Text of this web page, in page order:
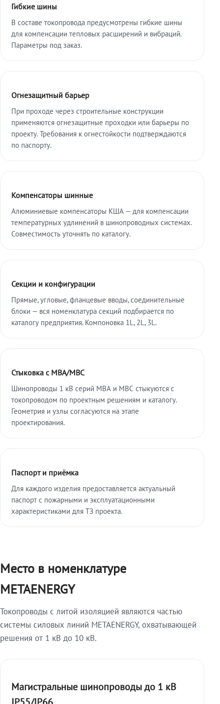
Гибкие шины
В составе токопровода предусмотрены гибкие шины
для компенсации тепловых расширений и вибраций.
Параметры под заказ.
Огнезащитный барьер
При проходе через строительные конструкции
применяются огнезащитные проходки или барьеры по
проекту. Требования к огнестойкости подтверждаются
по паспорту.
Компенсаторы шинные
Алюминиевые компенсаторы КША — для компенсации
температурных удлинений в шинопроводных системах.
Совместимость уточнять по каталогу.
Секции и конфигурации
Прямые, угловые, фланцевые вводы, соединительные
блоки — вся номенклатура секций подбирается по
каталогу предприятия. Компоновка 1L, 2L, 3L.
Стыковка с МВА/МВС
Шинопроводы 1 кВ серий МВА и МВС стыкуются с
токопроводом по проектным решениям и каталогу.
Геометрия и узлы согласуются на этапе
проектирования.
Паспорт и приёмка
Для каждого изделия предоставляется актуальный
паспорт с пожарными и эксплуатационными
характеристиками для ТЗ проекта.
Место в номенклатуре
METAENERGY
Токопроводы с литой изоляцией являются частью
системы силовых линий METAENERGY, охватывающей
решения от 1 кВ до 10 кВ.
Магистральные шинопроводы до 1 кВ